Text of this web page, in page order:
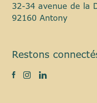
32-34 avenue de la
92160 Antony
Restons